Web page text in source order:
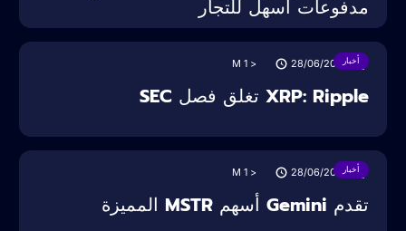
مدفوعات أسهل للتجار
أخبار M
XRP: Ripple تغلق فصل SEC
أخبار M
تقدم Gemini أسهم MSTR المميزة